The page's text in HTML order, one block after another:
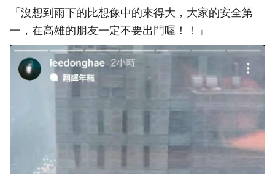
「沒想到雨下的比想像中的來得大，大家的安全第
一，在高雄的朋友一定不要出門喔！！」